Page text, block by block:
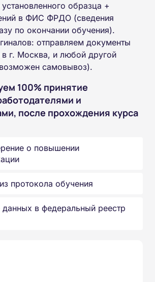
образца +
в ФИС ФРДО (сведения
по окончании обучения).
отправляем документы
г. Москва, и любой другой
самовывоз).
100% принятие
и
после прохождения курса
о повышении
протокола обучения
данных в федеральный реестр